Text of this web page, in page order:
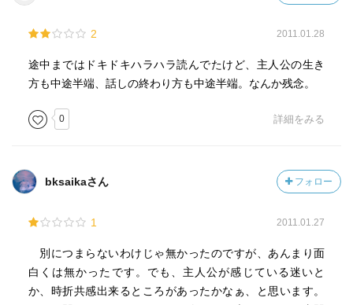
2 2011.01.28
途中まではドキドキハラハラ読んでたけど、主人公の生き
方も中途半端、話しの終わり方も中途半端。なんか残念。
0 詳細をみる
bksaikaさん フォロー
1 2011.01.27
別につまらないわけじゃ無かったのですが、あんまり面
白くは無かったです。でも、主人公が感じている迷いと
か、時折共感出来るところがあったかなぁ、と思います。